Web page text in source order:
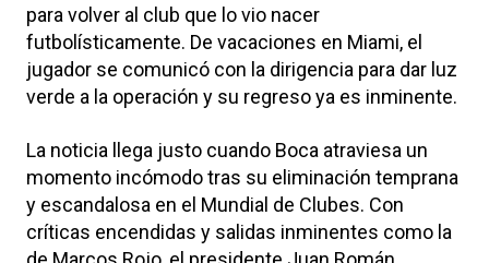
para volver al club que lo vio nacer
futbolísticamente. De vacaciones en Miami, el
jugador se comunicó con la dirigencia para dar luz
verde a la operación y su regreso ya es inminente.
La noticia llega justo cuando Boca atraviesa un
momento incómodo tras su eliminación temprana
y escandalosa en el Mundial de Clubes. Con
críticas encendidas y salidas inminentes como la